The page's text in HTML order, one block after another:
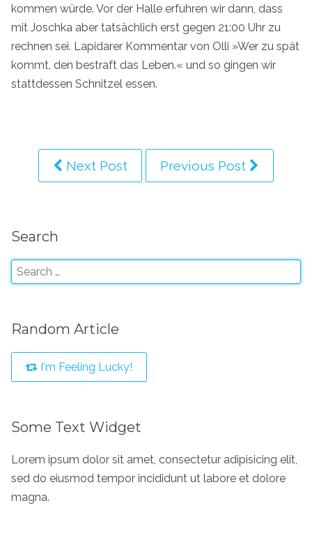
kommen würde. Vor der Halle erfuhren wir dann, dass
mit Joschka aber tatsächlich erst gegen 21:00 Uhr zu
rechnen sei. Lapidarer Kommentar von Olli »Wer zu spät
kommt, den bestraft das Leben.« und so gingen wir
stattdessen Schnitzel essen.
Next Post Previous Post
Search
Random Article
I'm Feeling Lucky!
Some Text Widget
Lorem ipsum dolor sit amet, consectetur adipisicing elit,
sed do eiusmod tempor incididunt ut labore et dolore
magna.